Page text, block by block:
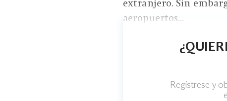
extranjero. Sin
aeropuertos...
Regístrese y